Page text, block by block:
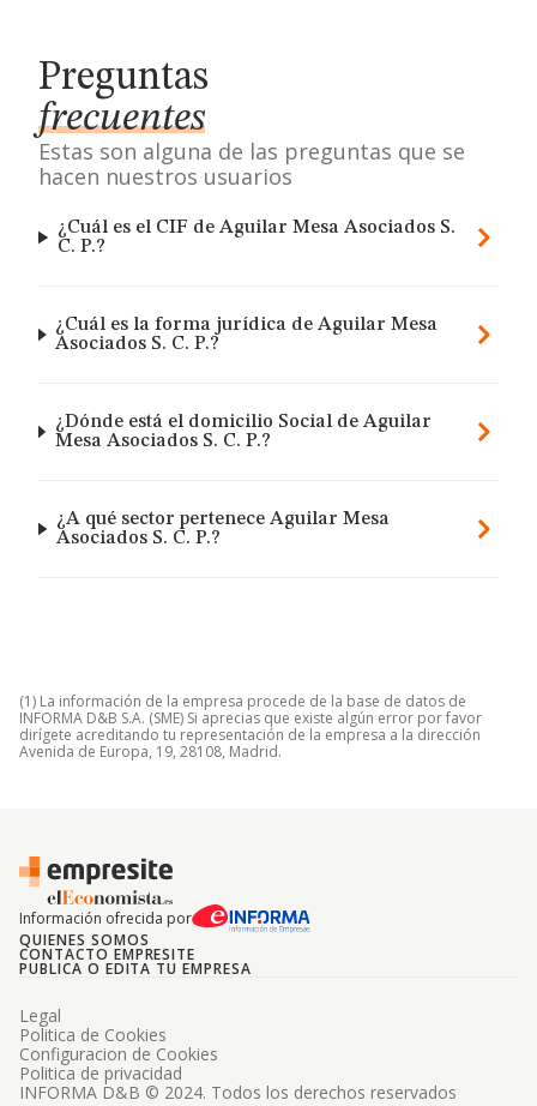
Preguntas
frecuentes
Estas son alguna de las preguntas que se
hacen nuestros usuarios
¿Cuál es el CIF de Aguilar Mesa Asociados S.
C. P.?
¿Cuál es la forma jurídica de Aguilar Mesa
Asociados S. C. P.?
¿Dónde está el domicilio Social de Aguilar
Mesa Asociados S. C. P.?
¿A qué sector pertenece Aguilar Mesa
Asociados S. C. P.?
(1) La información de la empresa procede de la base de datos de
INFORMA D&B S.A. (SME) Si aprecias que existe algún error por favor
dirígete acreditando tu representación de la empresa a la dirección
Avenida de Europa, 19, 28108, Madrid.
Información ofrecida por
QUIENES SOMOS
CONTACTO EMPRESITE
PUBLICA O EDITA TU EMPRESA
INFORMA D&B © 2024. Todos los derechos reservados
Legal
Politica de Cookies
Configuracion de Cookies
Politica de privacidad